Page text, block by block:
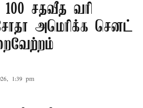
100 சதவீத வரி
அமெரிக்க செனட்
1:39 pm